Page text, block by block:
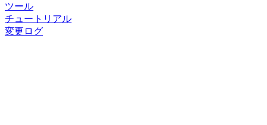
ツール
チュートリアル
変更ログ